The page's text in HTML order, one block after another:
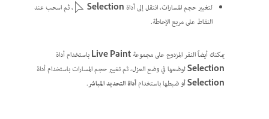
لتغيير حجم المسارات، انتقل إلى أداة Selection
، ثم اسحب عند
النقاط على مربع الإحاطة.
يمكنك أيضاً النقر المزدوج على مجموعةLive Paintباستخدام أداة
Selectionلوضعها في وضع العزل، ثم تغيير حجم المسارات باستخدام أداة
Selectionأو ضبطها باستخدامأداة التحديد المباشر.